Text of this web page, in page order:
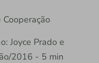
Joyce Prado e
2016 - 5 min